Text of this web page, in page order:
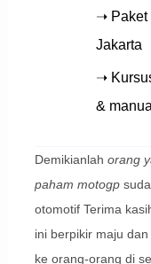
➝ Paket
Jakarta
➝
&
Demikianlah orang
paham motogp
otomotif Terima
ini berpikir maju
ke orang-orang di